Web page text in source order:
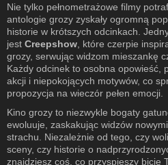
Nie tylko pełnometrażowe filmy
antologie grozy zyskały ogromną
historie w krótszych odcinkach.
jest Creepshow , które czerpie
grozy, serwując widzom mieszankę
Każdy odcinek to osobna opowieść,
akcji i niepokojących motywów, co
propozycja na wieczór pełen emocji.
Kino grozy to niezwykle bogaty
ewoluuje, zaskakując widzów
strachu. Niezależnie od tego, czy
sceny, czy historie o
znajdziesz coś, co przyspieszy bicie